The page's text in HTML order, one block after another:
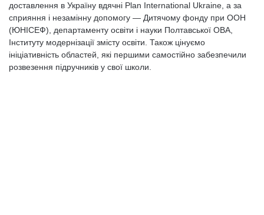
доставлення в Україну вдячні Plan International Ukraine, а за
сприяння і незамінну допомогу — Дитячому фонду при ООН
(ЮНІСЕФ), департаменту освіти і науки Полтавської ОВА,
Інституту модернізації змісту освіти. Також цінуємо
ініціативність областей, які першими самостійно забезпечили
розвезення підручників у свої школи.